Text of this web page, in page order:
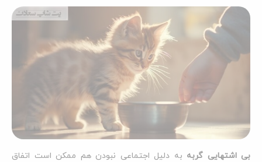
بی اشتهایی گربه به دلیل اجتماعی نبودن هم ممکن است اتفاق